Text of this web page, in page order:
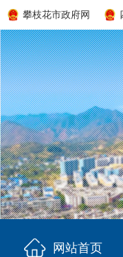
攀枝花市政府网
网站首页